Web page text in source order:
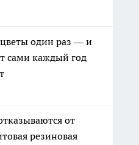
один раз — и
сами каждый год
от
резиновая